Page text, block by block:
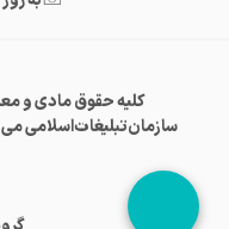
کلیه حقوق مادی و
سازمان‌تبلیغات‌اسلامی